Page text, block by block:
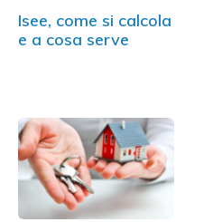
Isee, come si calcola
e a cosa serve